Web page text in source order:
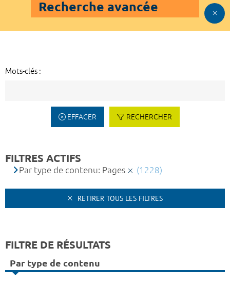
Recherche avancée
Mots-clés :
EFFACER RECHERCHER
FILTRES ACTIFS
Par type de contenu: Pages (1228)
RETIRER TOUS LES FILTRES
FILTRE DE RÉSULTATS
Par type de contenu